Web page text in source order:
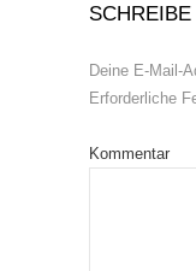
Deine E-Mail-
Erforderliche
Kommentar